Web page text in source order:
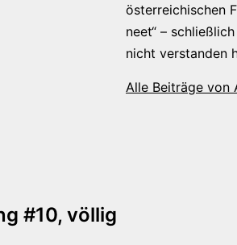
österreichischen
neet“ –
nicht verstanden
Alle Beiträge von
#10, völlig